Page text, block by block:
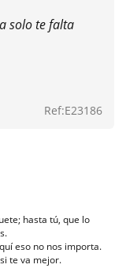
solo te falta
Ref:E23186
hasta tú, que lo
eso no nos importa.
te va mejor.